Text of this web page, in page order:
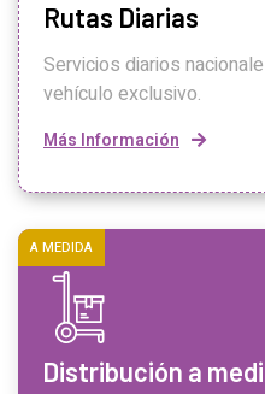
Rutas Diarias
Servicios diarios
vehículo exclusivo.
Más Información
Distribución a
A MEDIDA